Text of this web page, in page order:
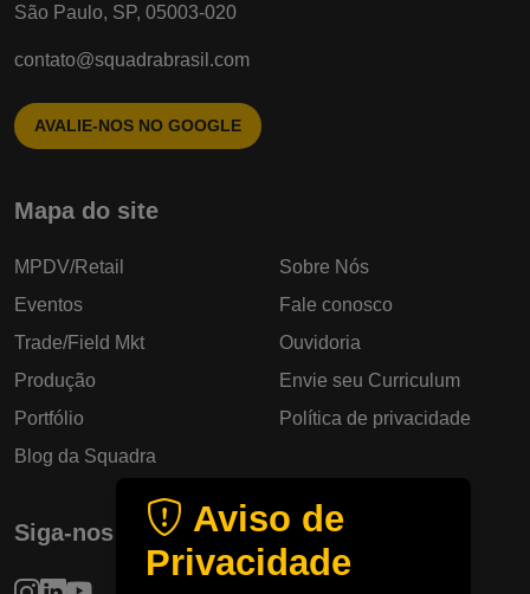
São Paulo, SP, 05003-020
contato@squadrabrasil.com
AVALIE-NOS NO GOOGLE
Mapa do site
MPDV/Retail
Eventos
Trade/Field Mkt
Produção
Portfólio
Blog da Squadra
Sobre Nós
Fale conosco
Ouvidoria
Envie seu Curriculum
Política de privacidade
Siga-nos
Aviso de
Privacidade